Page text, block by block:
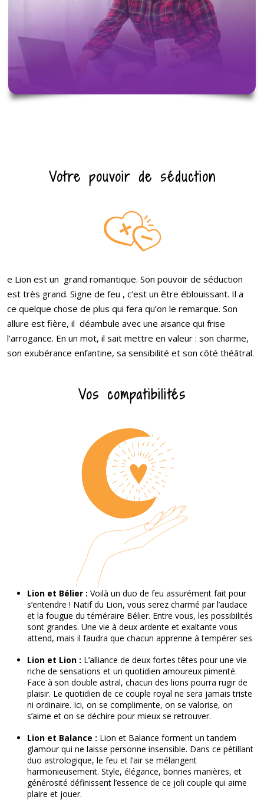
Votre pouvoir de séduction
e Lion est un grand romantique. Son pouvoir de séduction
est très grand. Signe de feu , c’est un être éblouissant. Il a
ce quelque chose de plus qui fera qu’on le remarque. Son
allure est fière, il déambule avec une aisance qui frise
l’arrogance. En un mot, il sait mettre en valeur : son charme,
son exubérance enfantine, sa sensibilité et son côté théâtral.
Vos compatibilités
Lion et Bélier : Voilà un duo de feu assurément fait pour
s’entendre ! Natif du Lion, vous serez charmé par l’audace
et la fougue du téméraire Bélier. Entre vous, les possibilités
sont grandes. Une vie à deux ardente et exaltante vous
attend, mais il faudra que chacun apprenne à tempérer ses
Lion et Lion : L’alliance de deux fortes têtes pour une vie
riche de sensations et un quotidien amoureux pimenté.
Face à son double astral, chacun des lions pourra rugir de
plaisir. Le quotidien de ce couple royal ne sera jamais triste
ni ordinaire. Ici, on se complimente, on se valorise, on
s’aime et on se déchire pour mieux se retrouver.
Lion et Balance : Lion et Balance forment un tandem
glamour qui ne laisse personne insensible. Dans ce pétillant
duo astrologique, le feu et l’air se mélangent
harmonieusement. Style, élégance, bonnes manières, et
générosité définissent l’essence de ce joli couple qui aime
plaire et jouer.